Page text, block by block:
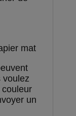
mat
voulez
couleur
un